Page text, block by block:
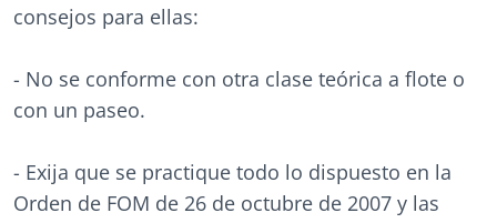
consejos para ellas:
- No se conforme con otra clase teórica a flote o
con un paseo.
- Exija que se practique todo lo dispuesto en la
Orden de FOM de 26 de octubre de 2007 y las